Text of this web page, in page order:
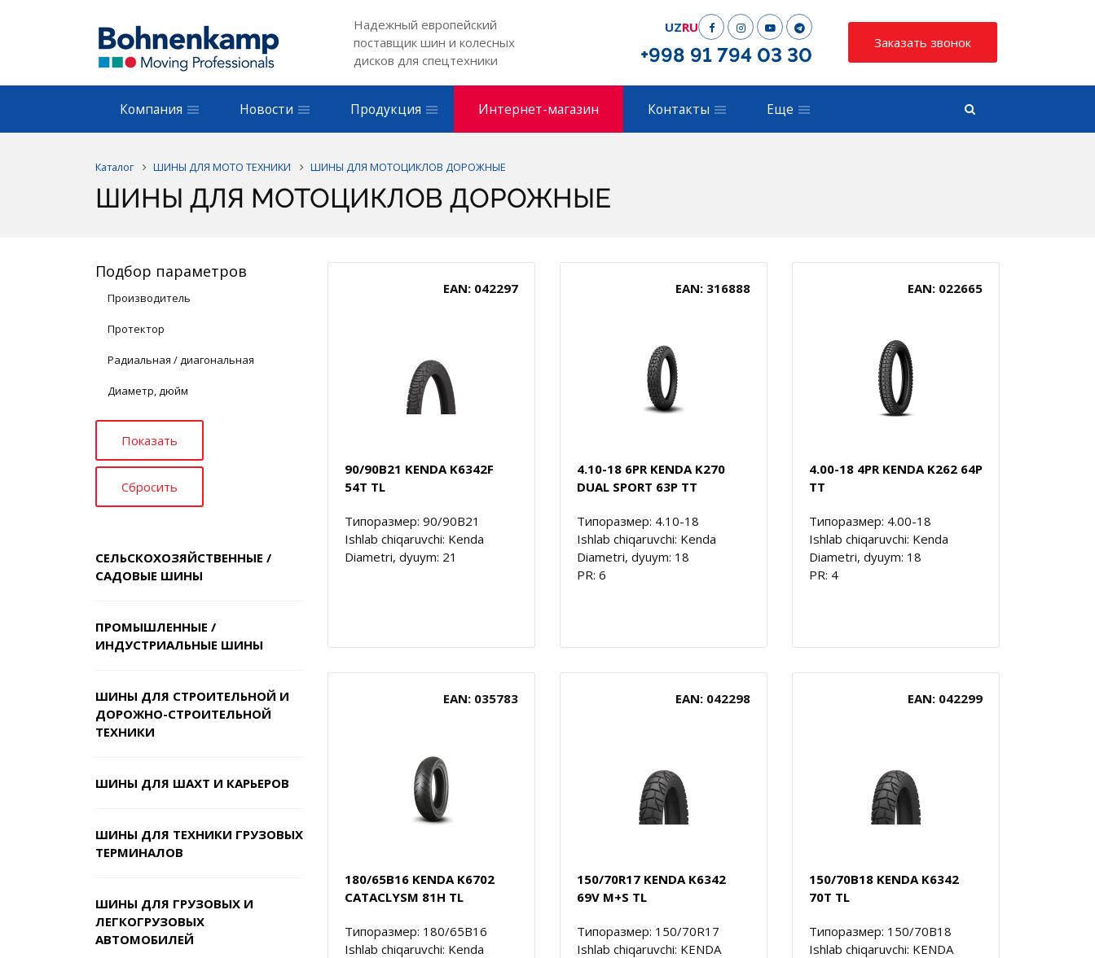
Надежный европейский
поставщик шин и колесных
дисков для спецтехники
UZRU
+998 91 794 03 30
Заказать звонок
Компания Новости Продукция Интернет-магазин Контакты Еще
Каталог ШИНЫ ДЛЯ МОТО ТЕХНИКИ ШИНЫ ДЛЯ МОТОЦИКЛОВ ДОРОЖНЫЕ
ШИНЫ ДЛЯ МОТОЦИКЛОВ ДОРОЖНЫЕ
Подбор параметров
Производитель
Протектор
Радиальная / диагональная
Диаметр, дюйм
СЕЛЬСКОХОЗЯЙСТВЕННЫЕ /
САДОВЫЕ ШИНЫ
ПРОМЫШЛЕННЫЕ /
ИНДУСТРИАЛЬНЫЕ ШИНЫ
ШИНЫ ДЛЯ СТРОИТЕЛЬНОЙ И
ДОРОЖНО-СТРОИТЕЛЬНОЙ
ТЕХНИКИ
ШИНЫ ДЛЯ ШАХТ И КАРЬЕРОВ
ШИНЫ ДЛЯ ТЕХНИКИ ГРУЗОВЫХ
ТЕРМИНАЛОВ
ШИНЫ ДЛЯ ГРУЗОВЫХ И
ЛЕГКОГРУЗОВЫХ
АВТОМОБИЛЕЙ
EAN: 042297
90/90B21 KENDA K6342F
54T TL
Типоразмер: 90/90B21
Ishlab chiqaruvchi: Kenda
Diametri, dyuym: 21
EAN: 316888
4.10-18 6PR KENDA K270
DUAL SPORT 63P TT
Типоразмер: 4.10-18
Ishlab chiqaruvchi: Kenda
Diametri, dyuym: 18
PR: 6
EAN: 022665
4.00-18 4PR KENDA K262 64P
TT
Типоразмер: 4.00-18
Ishlab chiqaruvchi: Kenda
Diametri, dyuym: 18
PR: 4
EAN: 035783
180/65B16 KENDA K6702
CATACLYSM 81H TL
Типоразмер: 180/65B16
Ishlab chiqaruvchi: Kenda
EAN: 042298
150/70R17 KENDA K6342
69V M+S TL
Типоразмер: 150/70R17
Ishlab chiqaruvchi: KENDA
EAN: 042299
150/70B18 KENDA K6342
70T TL
Типоразмер: 150/70B18
Ishlab chiqaruvchi: KENDA